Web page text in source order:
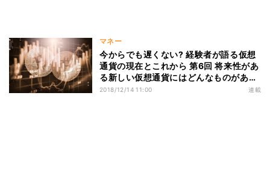
マネー
今からでも遅くない? 経験者が語る仮想
通貨の現在とこれから 第6回 将来性があ
る新しい仮想通貨にはどんなものがある
の?
2018/12/14 11:00 連載